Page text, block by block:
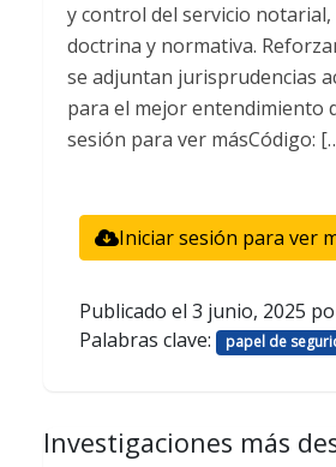
y control del servicio
doctrina y normativa.
se adjuntan jurisprudencias
para el mejor entendimiento
sesión para ver másCódigo:
Iniciar sesión para ver
Publicado el 3 junio, 2025
Palabras clave:
papel de
Investigaciones más